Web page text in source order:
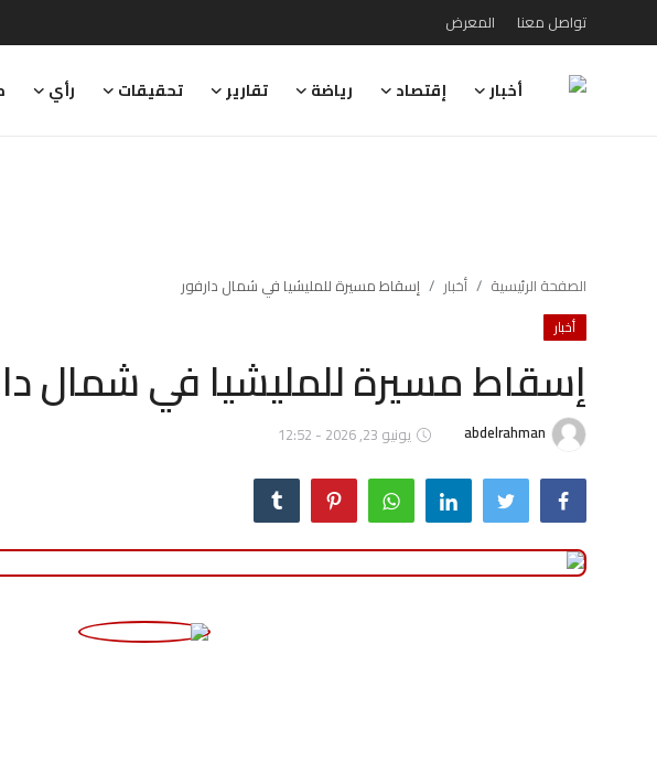
تواصل معنا المعرض
أخبار إقتصاد رياضة تقارير تحقيقات رأي
تحقيقات
حوادث وقضايا
الصفحة الرئيسية أخبار إسقاط مسيرة للمليشيا في شمال دارفور
أخبار
إسقاط مسيرة للمليشيا في شمال
abdelrahman يونيو 23, 2026 - 12:52